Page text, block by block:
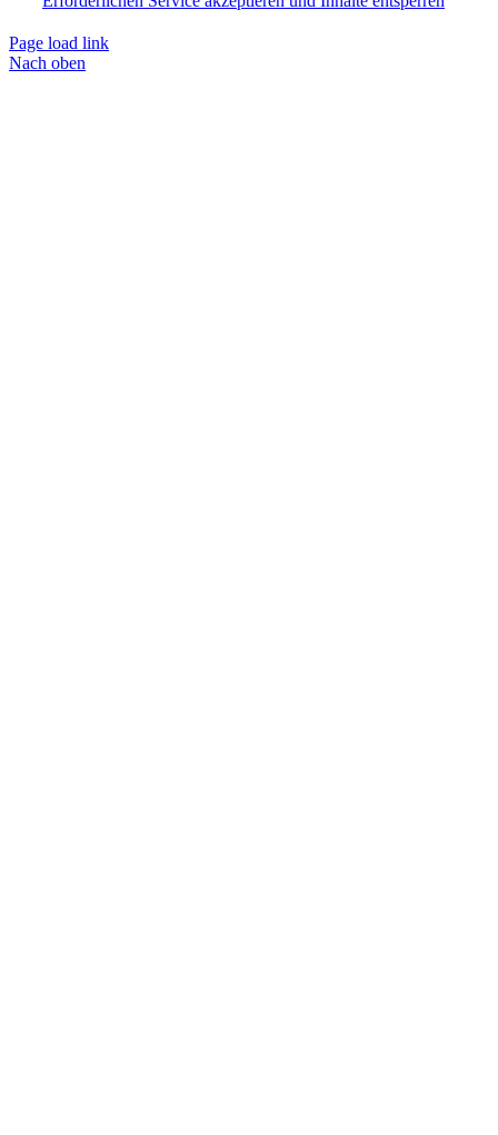
Page load link
Nach oben